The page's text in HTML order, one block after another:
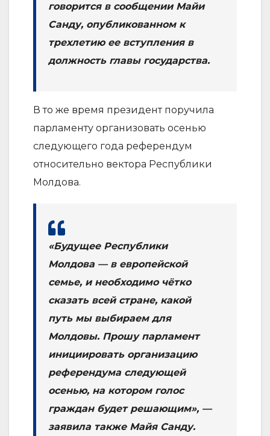
говорится в сообщении Майи
Санду, опубликованном к
трехлетию ее вступления в
должность главы государства.
В то же время президент поручила
парламенту организовать осенью
следующего года референдум
относительно вектора Республики
Молдова.
«Будущее Республики
Молдова — в европейской
семье, и необходимо чётко
сказать всей стране, какой
путь мы выбираем для
Молдовы. Прошу парламент
инициировать организацию
референдума следующей
осенью, на котором голос
граждан будет решающим», —
заявила также Майя Санду.